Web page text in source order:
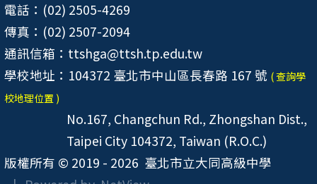
電話：(02) 2505-4269
傳真：(02) 2507-2094
通訊信箱：ttshga@ttsh.tp.edu.tw
學校地址：104372 臺北市中山區長春路 167 號 ( 查詢學
校地理位置 )
No.167, Changchun Rd., Zhongshan Dist.,
Taipei City 104372, Taiwan (R.O.C.)
版權所有 © 2019 - 2026 臺北市立大同高級中學